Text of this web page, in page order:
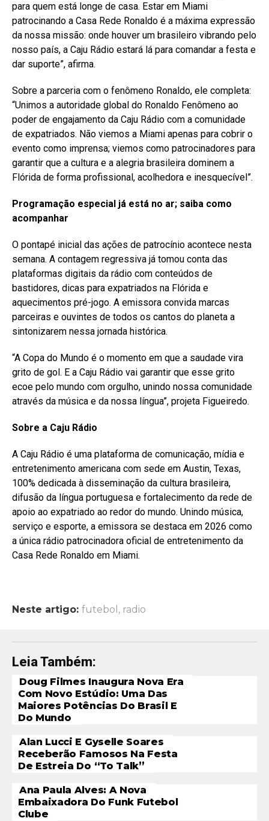
para quem está longe de casa. Estar em Miami
patrocinando a Casa Rede Ronaldo é a máxima expressão
da nossa missão: onde houver um brasileiro vibrando pelo
nosso país, a Caju Rádio estará lá para comandar a festa e
dar suporte”, afirma.
Sobre a parceria com o fenômeno Ronaldo, ele completa:
“Unimos a autoridade global do Ronaldo Fenômeno ao
poder de engajamento da Caju Rádio com a comunidade
de expatriados. Não viemos a Miami apenas para cobrir o
evento como imprensa; viemos como patrocinadores para
garantir que a cultura e a alegria brasileira dominem a
Flórida de forma profissional, acolhedora e inesquecível”.
Programação especial já está no ar; saiba como
acompanhar
O pontapé inicial das ações de patrocínio acontece nesta
semana. A contagem regressiva já tomou conta das
plataformas digitais da rádio com conteúdos de
bastidores, dicas para expatriados na Flórida e
aquecimentos pré-jogo. A emissora convida marcas
parceiras e ouvintes de todos os cantos do planeta a
sintonizarem nessa jornada histórica.
“A Copa do Mundo é o momento em que a saudade vira
grito de gol. E a Caju Rádio vai garantir que esse grito
ecoe pelo mundo com orgulho, unindo nossa comunidade
através da música e da nossa língua”, projeta Figueiredo.
Sobre a Caju Rádio
A Caju Rádio é uma plataforma de comunicação, mídia e
entretenimento americana com sede em Austin, Texas,
100% dedicada à disseminação da cultura brasileira,
difusão da língua portuguesa e fortalecimento da rede de
apoio ao expatriado ao redor do mundo. Unindo música,
serviço e esporte, a emissora se destaca em 2026 como
a única rádio patrocinadora oficial de entretenimento da
Casa Rede Ronaldo em Miami.
Neste artigo: futebol , radio
Leia Também:
Doug Filmes Inaugura Nova Era
Com Novo Estúdio: Uma Das
Maiores Potências Do Brasil E
Do Mundo
Alan Lucci E Gyselle Soares
Receberão Famosos Na Festa
De Estreia Do “To Talk”
Ana Paula Alves: A Nova
Embaixadora Do Funk Futebol
Clube